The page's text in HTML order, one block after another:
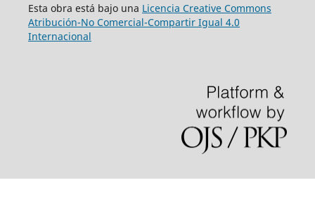
Esta obra está bajo una Licencia Creative Commons
Atribución-No Comercial-Compartir Igual 4.0
Internacional